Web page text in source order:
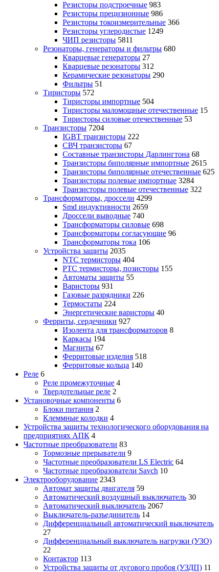
Резисторы подстроечные 983
Резисторы прецизионные 986
Резисторы токоизмерительные 366
Резисторы углеродистые 1249
ЧИП резисторы 5811
Резонаторы, генераторы и фильтры 680
Кварцевые генераторы 27
Кварцевые резонаторы 312
Керамические резонаторы 290
Фильтры 51
Тиристоры 572
Тиристоры импортные 504
Тиристоры маломощные отечественные 15
Тиристоры силовые отечественные 53
Транзисторы 7204
IGBT транзисторы 222
СВЧ транзисторы 67
Составные транзисторы Дарлингтона 68
Транзисторы биполярные импортные 2615
Транзисторы биполярные отечественные 625
Транзисторы полевые импортные 3284
Транзисторы полевые отечественные 322
Трансформаторы, дроссели 4299
Smd индуктивности 2659
Дроссели выводные 740
Трансформаторы силовые 698
Трансформаторы согласующие 96
Трансформаторы тока 106
Устройства защиты 2035
NTC термисторы 404
PTC термисторы, позисторы 155
Автоматы защиты 55
Варисторы 931
Газовые разрядники 226
Термостаты 224
Энергетические варисторы 40
Ферриты, сердечники 927
Изолента для трансформаторов 8
Каркасы 194
Магниты 67
Ферритовые изделия 518
Ферритовые кольца 140
Реле 6
Реле промежуточные 4
Твердотельные реле 2
Установочные компоненты 6
Блоки питания 2
Клеммные колодки 4
Устройства защиты технологического оборудования на
предприятиях АПК 4
Частотные преобразователи 83
Тормозные прерыватели 9
Частотные преобразователи LS Electric 64
Частотные преобразователи Savch 10
Электрооборудование 2343
Автомат защиты двигателя 59
Автоматический воздушный выключатель 30
Автоматический выключатель 2067
Выключатель-разъединитель 14
Дифференциальный автоматический выключатель
27
Дифференциальный выключатель нагрузки (УЗО)
22
Контактор 113
Устройства защиты от дугового пробоя (УЗДП) 11